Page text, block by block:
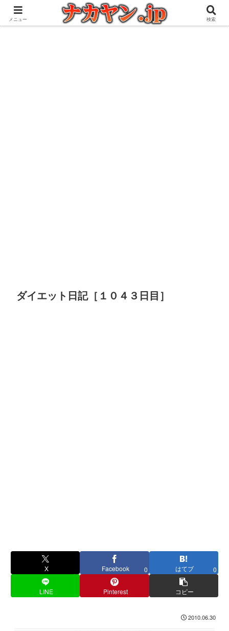
アウトドアとガジェット好きな管理人の愉快な日々を綴るブログ
ダイエット日記［１０４３日目］
X Facebook 0 はてブ 0
LINE Pinterest コピー
2010.06.30
メニュー 検索